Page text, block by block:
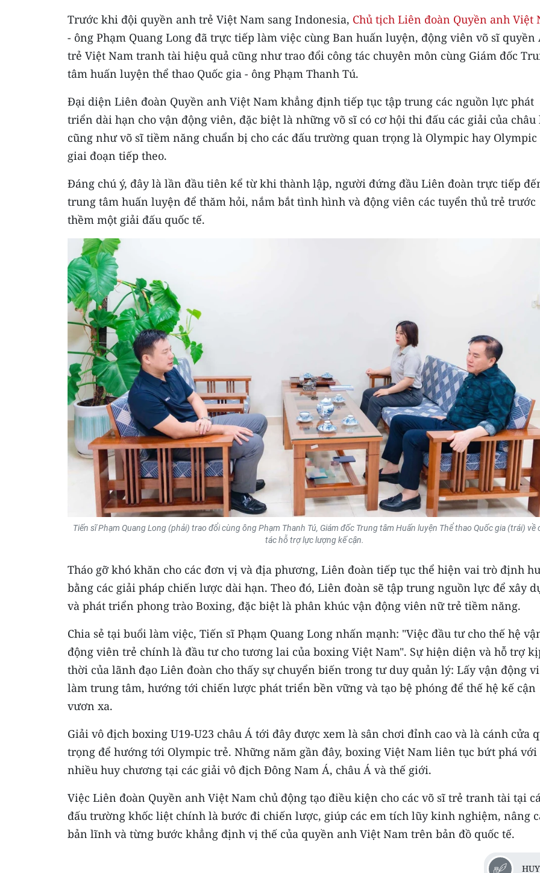
Trước khi đội quyền anh trẻ Việt Nam sang Indonesia, Chủ tịch Liên đoàn Quyền anh Việt
- ông Phạm Quang Long đã trực tiếp làm việc cùng Ban huấn luyện, động viên võ sĩ quyền
trẻ Việt Nam tranh tài hiệu quả cũng như trao đổi công tác chuyên môn cùng Giám đốc
tâm huấn luyện thể thao Quốc gia - ông Phạm Thanh Tú.
Đại diện Liên đoàn Quyền anh Việt Nam khẳng định tiếp tục tập trung các nguồn lực phát
triển dài hạn cho vận động viên, đặc biệt là những võ sĩ có cơ hội thi đấu các giải của châu
cũng như võ sĩ tiềm năng chuẩn bị cho các đấu trường quan trọng là Olympic hay
giai đoạn tiếp theo.
Đáng chú ý, đây là lần đầu tiên kể từ khi thành lập, người đứng đầu Liên đoàn trực tiếp
trung tâm huấn luyện để thăm hỏi, nắm bắt tình hình và động viên các tuyển thủ trẻ trước
thềm một giải đấu quốc tế.
Tiến sĩ Phạm Quang Long (phải) trao đổi cùng ông Phạm Thanh Tú, Giám đốc Trung tâm Huấn luyện Thể thao Quốc gia (trái) về
tác hỗ trợ lực lượng kế cận.
Tháo gỡ khó khăn cho các đơn vị và địa phương, Liên đoàn tiếp tục thể hiện vai trò định
bằng các giải pháp chiến lược dài hạn. Theo đó, Liên đoàn sẽ tập trung nguồn lực để xây
và phát triển phong trào Boxing, đặc biệt là phân khúc vận động viên nữ trẻ tiềm năng.
Chia sẻ tại buổi làm việc, Tiến sĩ Phạm Quang Long nhấn mạnh: "Việc đầu tư cho thế hệ
động viên trẻ chính là đầu tư cho tương lai của boxing Việt Nam". Sự hiện diện và hỗ trợ
thời của lãnh đạo Liên đoàn cho thấy sự chuyển biến trong tư duy quản lý: Lấy vận động
làm trung tâm, hướng tới chiến lược phát triển bền vững và tạo bệ phóng để thế hệ kế cận
vươn xa.
Giải vô địch boxing U19-U23 châu Á tới đây được xem là sân chơi đỉnh cao và là cánh cửa
trọng để hướng tới Olympic trẻ. Những năm gần đây, boxing Việt Nam liên tục bứt phá với
nhiều huy chương tại các giải vô địch Đông Nam Á, châu Á và thế giới.
Việc Liên đoàn Quyền anh Việt Nam chủ động tạo điều kiện cho các võ sĩ trẻ tranh tài tại
đấu trường khốc liệt chính là bước đi chiến lược, giúp các em tích lũy kinh nghiệm, nâng
bản lĩnh và từng bước khẳng định vị thế của quyền anh Việt Nam trên bản đồ quốc tế.